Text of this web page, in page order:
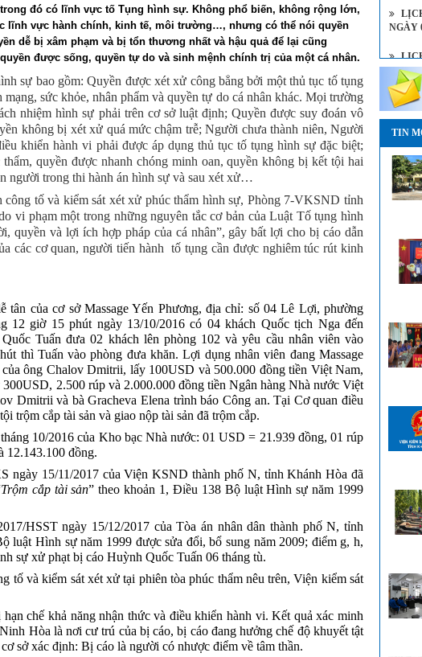
đó có lĩnh vực tố Tụng hình sự. Không phổ biến, không rộng lớn,
lĩnh vực hành chính, kinh tế, môi trường…, nhưng có thể nói quyền
dễ bị xâm phạm và bị tổn thương nhất và hậu quả để lại cũng
được sống, quyền tự do và sinh mệnh chính trị của một cá nhân.
sự bao gồm: Quyền được xét xử công bẳng bởi một thủ tục tố tụng
sức khỏe, nhân phẩm và quyền tự do cá nhân khác. Mọi trường
nhiệm hình sự phải trên cơ sở luật định; Quyền được suy đoán vô
không bị xét xử quá mức chậm trễ; Người chưa thành niên, Người
khiển hành vi phải được áp dụng thủ tục tố tụng hình sự đặc biệt;
quyền được nhanh chóng minh oan, quyền không bị kết tội hai
người trong thi hành án hình sự và sau xét xử…
công tố và kiểm sát xét xử phúc thẩm hình sự, Phòng 7-VKSND tỉnh
vi phạm một trong những nguyên tắc cơ bản của Luật Tố tụng hình
quyền và lợi ích hợp pháp của cá nhân”, gây bất lợi cho bị cáo dẫn
các cơ quan, người tiến hành tố tụng cần được nghiêm túc rút kinh
tân của cơ sở Massage Yến Phương, địa chỉ: số 04 Lê Lợi, phường
12 giờ 15 phút ngày 13/10/2016 có 04 khách Quốc tịch Nga đến
Tuấn đưa 02 khách lên phòng 102 và yêu cầu nhân viên vào
thì Tuấn vào phòng đưa khăn. Lợi dụng nhân viên đang Massage
ông Chalov Dmitrii, lấy 100USD và 500.000 đồng tiền Việt Nam,
2.500 rúp và 2.000.000 đồng tiền Ngân hàng Nhà nước Việt
Dmitrii và bà Gracheva Elena trình báo Công an. Tại Cơ quan điều
trộm cắp tài sản và giao nộp tài sản đã trộm cắp.
10/2016 của Kho bạc Nhà nước: 01 USD = 21.939 đồng, 01 rúp
12.143.100 đồng.
ngày 15/11/2017 của Viện KSND thành phố N, tỉnh Khánh Hòa đã
Trộm cắp tài sản” theo khoản 1, Điều 138 Bộ luật Hình sự năm 1999
HSST ngày 15/12/2017 của Tòa án nhân dân thành phố N, tỉnh
luật Hình sự năm 1999 được sửa đổi, bổ sung năm 2009; điểm g, h,
sự xử phạt bị cáo Huỳnh Quốc Tuấn 06 tháng tù.
tố và kiểm sát xét xử tại phiên tòa phúc thẩm nêu trên, Viện kiểm sát
chế khả năng nhận thức và điều khiển hành vi. Kết quả xác minh
Hòa là nơi cư trú của bị cáo, bị cáo đang hưởng chế độ khuyết tật
sở xác định: Bị cáo là người có nhược điểm về tâm thần.
NGÀY
8/2026
7/2026
TIN